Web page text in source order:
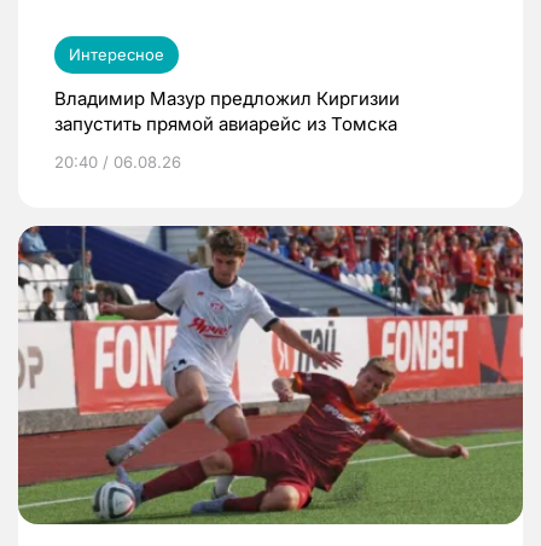
Интересное
Владимир Мазур предложил Киргизии
запустить прямой авиарейс из Томска
20:40 / 06.08.26